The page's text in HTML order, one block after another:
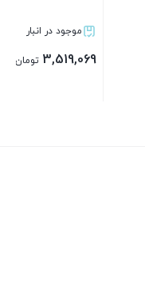
موجود در انبار
تومان